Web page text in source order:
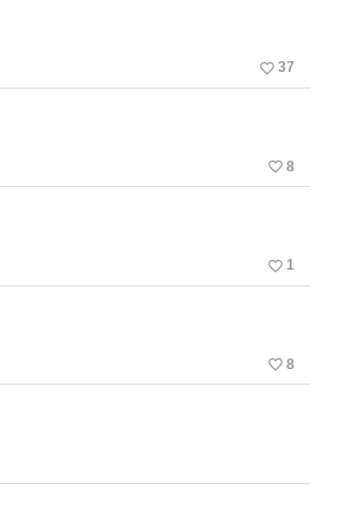
favorite_border 37
favorite_border 8
favorite_border 1
favorite_border 8